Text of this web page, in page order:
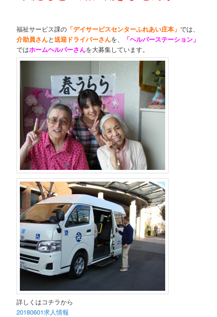
福祉サービス課の 「デイサービスセンターふれあい庄本」では、
介助員さんと送迎ドライバーさんを、
「ヘルパーステーション」
ではホームヘルパーさんを大募集しています。
詳しくはコチラから
20180601求人情報